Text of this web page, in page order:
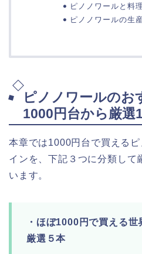
ピノノワールと料
ピノノワールの生
ピノノワールの
1000円台から厳選
本章では1000円台で買える
インを、下記３つに分類して
います。
・ほぼ1000円で買える
厳選５本